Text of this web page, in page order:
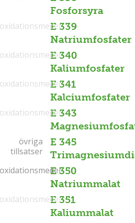
Fosforsyra
E 339
Natriumfosfater
E 340
Kaliumfosfater
E 341
Kalciumfosfater
E 343
E 345
övriga
tillsatser
övriga
tillsatser
E 350
Natriummalat
E 351
Kaliummalat